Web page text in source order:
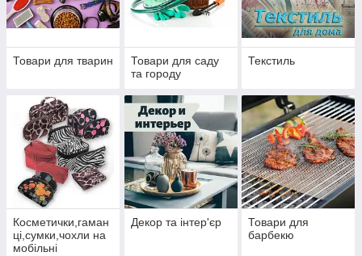
Товари для тварин
Товари для саду
та городу
Текстиль
Косметички,гаман
ці,сумки,чохли на
мобільні
Декор та інтер'єр
Товари для
барбекю